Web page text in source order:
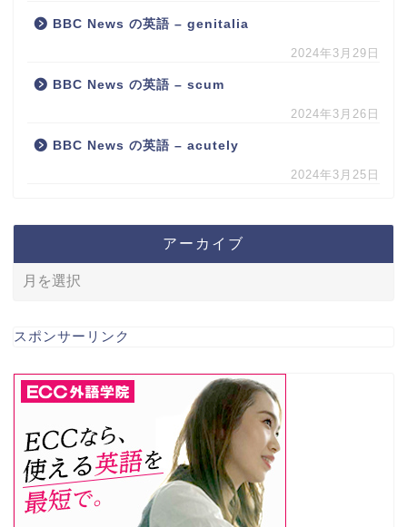
BBC News の英語 – genitalia
2024年3月29日
BBC News の英語 – scum
2024年3月26日
BBC News の英語 – acutely
2024年3月25日
アーカイブ
スポンサーリンク